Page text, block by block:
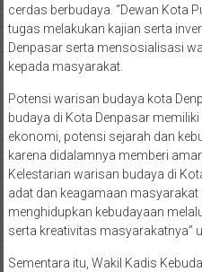
cerdas berbudaya. “Dewan Kota
tugas melakukan kajian serta
Denpasar serta mensosialisasi
kepada masyarakat.
Potensi warisan budaya kota
budaya di Kota Denpasar
ekonomi, potensi sejarah dan
karena didalamnya memberi
Kelestarian warisan budaya di
adat dan keagamaan masyarakat
menghidupkan kebudayaan
serta kreativitas masyarakatnya”
Sementara itu, Wakil Kadis